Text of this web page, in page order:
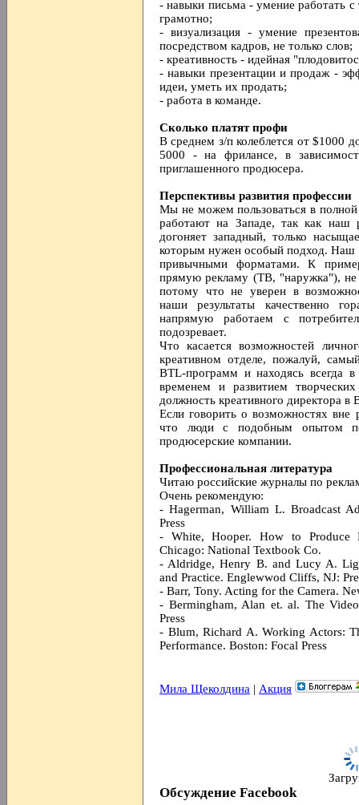
- навыки письма - умение работать
грамотно;
- визуализация - умение
посредством кадров, не только слов;
- креативность - идейная
- навыки презентации и продаж -
идеи, уметь их продать;
- работа в команде.
Сколько платят профи
В среднем з/п колеблется от $1000
5000 - на фрилансе, в
приглашенного продюсера.
Перспективы развития профессии
Мы не можем пользоваться в
работают на Западе, так как наш
догоняет западный, только
которым нужен особый подход. Наш
привычными форматами. К
прямую рекламу (ТВ, "наружка"), не
потому что не уверен в
наши результаты качественно
напрямую работаем с
подозревает.
Что касается возможностей
креативном отделе, пожалуй,
BTL-программ и находясь всегда
временем и развитием
должность креативного директора в
Если говорить о возможностях вне
что люди с подобным опытом
продюсерские компании.
Профессиональная литература
Читаю российские журналы по
Очень рекомендую:
- Hagerman, William L. Broadcast
Press
- White, Hooper. How to Produce
Chicago: National Textbook Co.
- Aldridge, Henry B. and Lucy A.
and Practice. Englewwod Cliffs, NJ:
- Barr, Tony. Acting for the Camera.
- Bermingham, Alan et. al. The
Press
- Blum, Richard A. Working Actors:
Performance. Boston: Focal Press
Мила Щеколдина | Акция
Обсуждение Facebook